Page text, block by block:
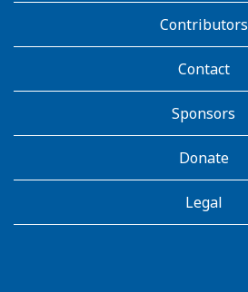
Contributors
Contact
Sponsors
Donate
Legal